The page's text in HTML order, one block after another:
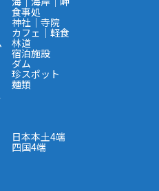
食事処
神社｜寺院
カフェ｜軽食
林道
宿泊施設
ダム
珍スポット
麺類
日本本土4端
四国4端